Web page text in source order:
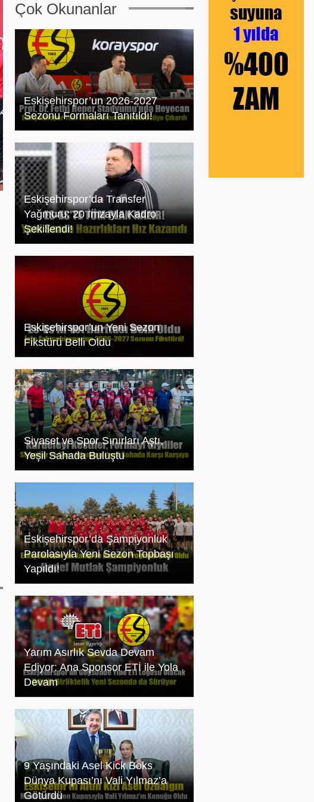
Çok Okunanlar
Eskişehirspor’un 2026-2027
Sezonu Formaları Tanıtıldı!
Eskişehirspor’da Transfer
Yağmuru: 20 İmzayla Kadro
Şekillendi!
Eskişehirspor’un Yeni Sezon
Fikstürü Belli Oldu
Siyaset ve Spor Sınırları Aştı,
Yeşil Sahada Buluştu
Eskişehirspor’da Şampiyonluk
Parolasıyla Yeni Sezon Topbaşı
Yapıldı!
Yarım Asırlık Sevda Devam
Ediyor: Ana Sponsor ETİ ile Yola
Devam
9 Yaşındaki Asel Kick Boks
Dünya Kupası’nı Vali Yılmaz’a
Götürdü